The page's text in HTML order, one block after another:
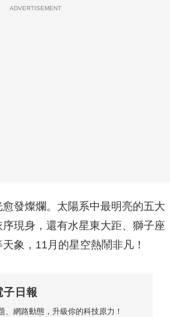
ADVERTISEMENT
發燦爛。太陽系中最明亮的五大
現身，還有水星東大距、獅子座
象，11月的星空熱鬧非凡！
子日報
、網路動態，升級你的科技原力！